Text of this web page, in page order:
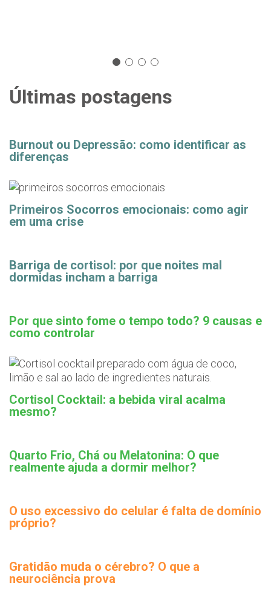
Últimas postagens
Burnout ou Depressão: como identificar as
diferenças
Primeiros Socorros emocionais: como agir
em uma crise
Barriga de cortisol: por que noites mal
dormidas incham a barriga
Por que sinto fome o tempo todo? 9 causas e
como controlar
Cortisol Cocktail: a bebida viral acalma
mesmo?
Quarto Frio, Chá ou Melatonina: O que
realmente ajuda a dormir melhor?
O uso excessivo do celular é falta de domínio
próprio?
Gratidão muda o cérebro? O que a
neurociência prova